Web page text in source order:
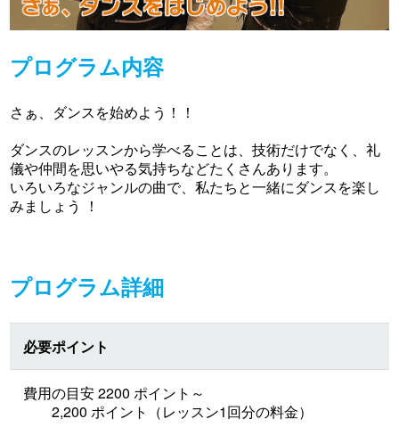
プログラム内容
さぁ、ダンスを始めよう！！
ダンスのレッスンから学べることは、技術だけでなく、礼
儀や仲間を思いやる気持ちなどたくさんあります。
いろいろなジャンルの曲で、私たちと一緒にダンスを楽し
みましょう ！
プログラム詳細
必要ポイント
費用の目安 2200 ポイント～
2,200 ポイント（レッスン1回分の料金）